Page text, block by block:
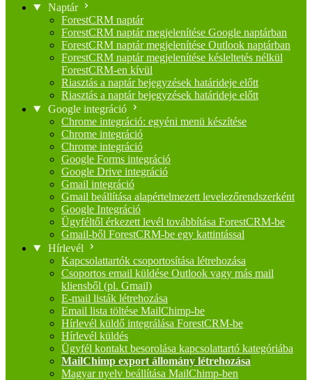
Naptár
ForestCRM naptár
ForestCRM naptár megjelenítése Google naptárban
ForestCRM naptár megjelenítése Outlook naptárban
ForestCRM naptár megjelenítése késleltetés nélkül
ForestCRM-en kívül
Riasztás a naptár bejegyzések határideje előtt
Riasztás a naptár bejegyzések határideje előtt
Google integráció
Chrome integráció: egyéni menü készítése
Chrome integráció
Chrome integráció
Google Forms integráció
Google Drive integráció
Gmail integráció
Gmail beállítása alapértelmezett levelezőrendszerként
Google Integráció
Ügyféltől érkezett levél továbbítása ForestCRM-be
Gmail-ből ForestCRM-be egy kattintással
Hírlevél
Kapcsolattartók csoportosítása létrehozása
Csoportos email küldése Outlook vagy más mail
kliensből (pl. Gmail)
E-mail listák létrehozása
Email lista töltése MailChimp-be
Hírlevél küldő integrálása ForestCRM-be
Hírlevél küldés
Ügyfél kontakt besorolása kapcsolattartó kategóriába
MailChimp export állomány létrehozása
Magyar nyelv beállítása MailChimp-ben